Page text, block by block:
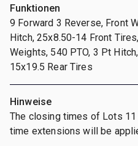
Funktionen
9 Forward 3 Reverse, Front
Hitch, 25x8.50-14 Front
Weights, 540 PTO, 3 Pt
15x19.5 Rear Tires
Hinweise
The closing times of Lots 11
time extensions will be